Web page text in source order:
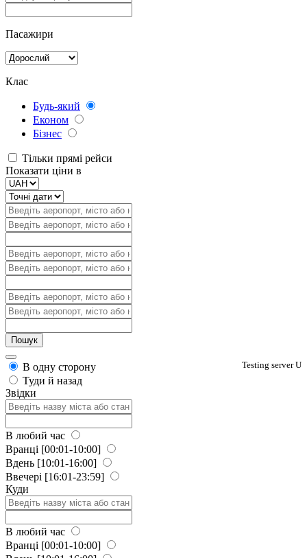
Пасажири
Клас
Будь-який
Економ
Бізнес
Тільки прямі рейси
Показати ціни в
Testing server U
В одну сторону
Туди й назад
Звідки
В любий час
Вранці [00:01-10:00]
Вдень [10:01-16:00]
Ввечері [16:01-23:59]
Куди
В любий час
Вранці [00:01-10:00]